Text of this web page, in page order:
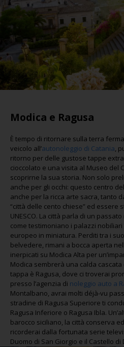
Modica e Ragusa
È tempo di ritornare sulla terra
veicolo all’autonoleggio di Catania,
ritorno per delle gustose tappe
cioccolato e una visita al Museo del
scoprirne la sua storia. Non solo
anche per gli occhi: questo centro
anche per la ricca arte sacra, tanto
“città delle cento chiese” ed essere
UNESCO. La città parla di un
come testimoniano i palazzi
europeo in miniatura. Perditi tra i
belvedere, rimani a bocca aperta
inerpicati su Modica Alta per
Modica sembrerà una calda
tappa è Ragusa, dove ci troverai
presso l’agenzia di noleggio auto a
Montalbano, avrai molti déjà-vu
stradine di Ragusa Superiore ti
Ragusa Inferiore o Ragusa Ibla.
barocco siciliano, la città conserva
ricorderai dalla fortunata serie
Duomo di San Giorgio e il Castello